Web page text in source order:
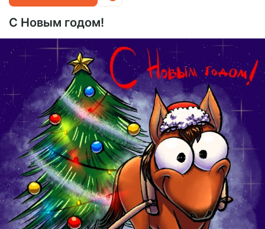
С Новым годом!